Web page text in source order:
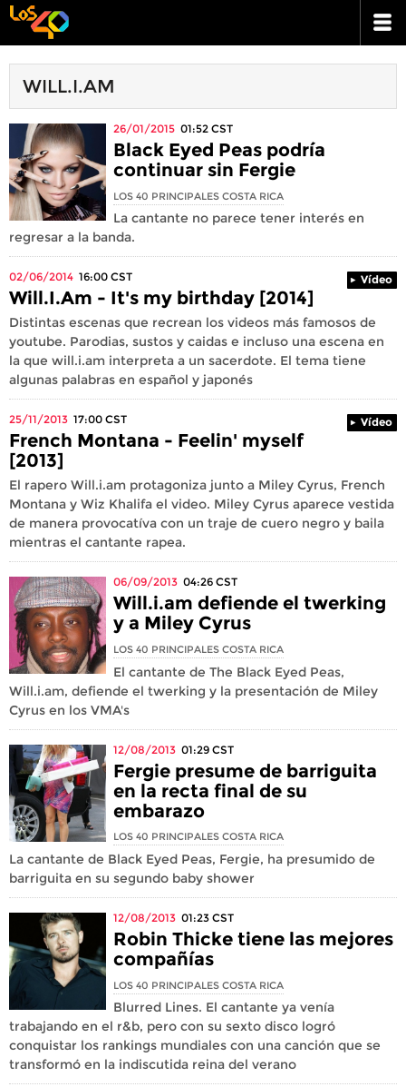
WILL.I.AM
26/01/2015 01:52 CST
Black Eyed Peas podría
continuar sin Fergie
LOS 40 PRINCIPALES COSTA RICA
La cantante no parece tener interés en
regresar a la banda.
02/06/2014 16:00 CST Vídeo
Will.I.Am - It's my birthday [2014]
Distintas escenas que recrean los videos más famosos de
youtube. Parodias, sustos y caidas e incluso una escena en
la que will.i.am interpreta a un sacerdote. El tema tiene
algunas palabras en español y japonés
25/11/2013 17:00 CST Vídeo
French Montana - Feelin' myself
[2013]
El rapero Will.i.am protagoniza junto a Miley Cyrus, French
Montana y Wiz Khalifa el video. Miley Cyrus aparece vestida
de manera provocatíva con un traje de cuero negro y baila
mientras el cantante rapea.
06/09/2013 04:26 CST
Will.i.am defiende el twerking
y a Miley Cyrus
LOS 40 PRINCIPALES COSTA RICA
El cantante de The Black Eyed Peas,
Will.i.am, defiende el twerking y la presentación de Miley
Cyrus en los VMA's
12/08/2013 01:29 CST
Fergie presume de barriguita
en la recta final de su
embarazo
LOS 40 PRINCIPALES COSTA RICA
La cantante de Black Eyed Peas, Fergie, ha presumido de
barriguita en su segundo baby shower
12/08/2013 01:23 CST
Robin Thicke tiene las mejores
compañías
LOS 40 PRINCIPALES COSTA RICA
Blurred Lines. El cantante ya venía
trabajando en el r&b, pero con su sexto disco logró
conquistar los rankings mundiales con una canción que se
transformó en la indiscutida reina del verano